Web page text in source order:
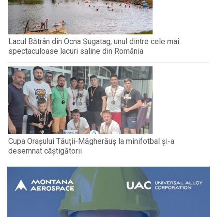
Lacul Bătrân din Ocna Șugatag, unul dintre cele mai
spectaculoase lacuri saline din România
Cupa Orașului Tăuții-Măgherăuș la minifotbal și-a
desemnat câștigătorii